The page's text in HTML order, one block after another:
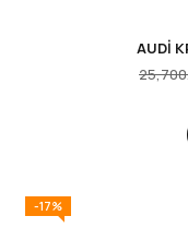
AUDİ
-17%